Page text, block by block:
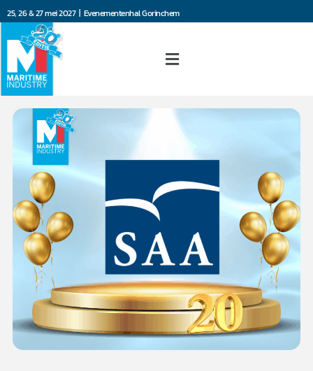
25, 26 & 27 mei 2027 | Evenementenhal Gorinchem